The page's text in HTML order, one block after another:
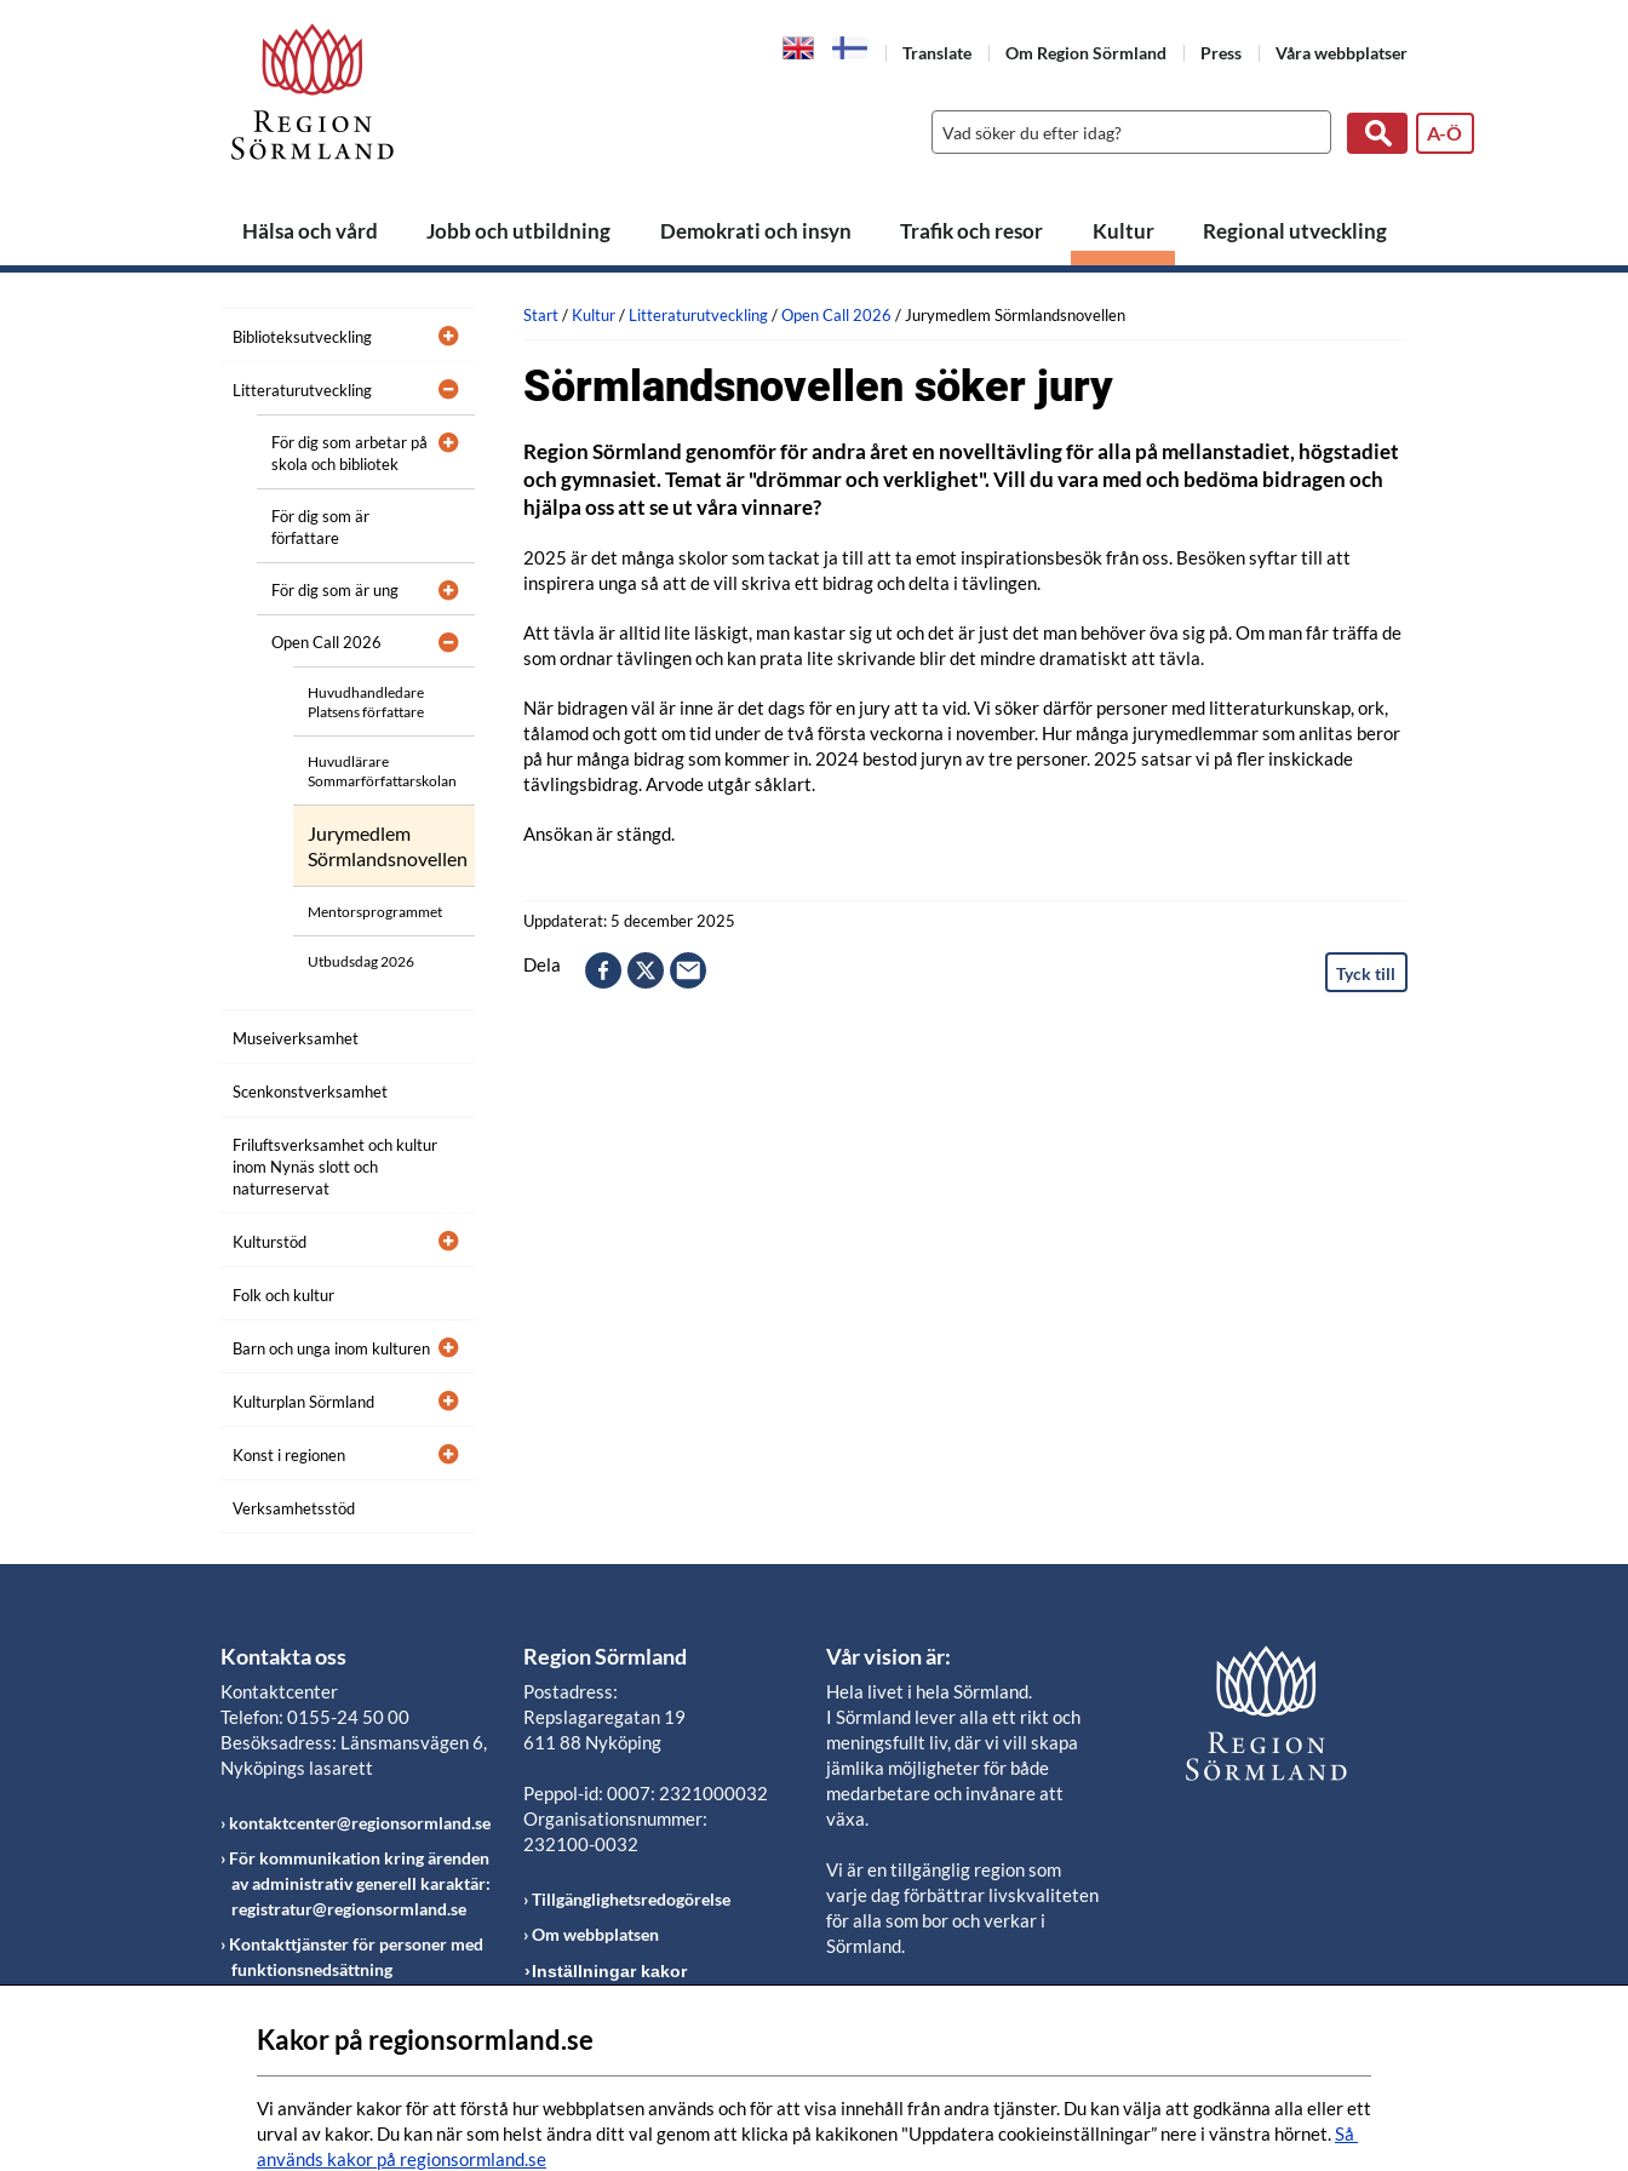
Translate Om Region Sörmland Press Våra webbplatser
A-Ö
Hälsa och vård Jobb och utbildning Demokrati och insyn Trafik och resor Kultur Regional utveckling
Biblioteksutveckling
Litteraturutveckling
För dig som arbetar på
skola och bibliotek
För dig som är
författare
För dig som är ung
Open Call 2026
Huvudhandledare
Platsens författare
Huvudlärare
Sommarförfattarskolan
Jurymedlem
Sörmlandsnovellen
Mentorsprogrammet
Utbudsdag 2026
Museiverksamhet
Scenkonstverksamhet
Friluftsverksamhet och kultur
inom Nynäs slott och
naturreservat
Kulturstöd
Folk och kultur
Barn och unga inom kulturen
Kulturplan Sörmland
Konst i regionen
Verksamhetsstöd
Start/ Kultur/ Litteraturutveckling/Open Call 2026 / Jurymedlem Sörmlandsnovellen
Sörmlandsnovellen söker jury
Region Sörmland genomför för andra året en novelltävling för alla på mellanstadiet, högstadiet
och gymnasiet. Temat är "drömmar och verklighet". Vill du vara med och bedöma bidragen och
hjälpa oss att se ut våra vinnare?
2025 är det många skolor som tackat ja till att ta emot inspirationsbesök från oss. Besöken syftar till att
inspirera unga så att de vill skriva ett bidrag och delta i tävlingen.
Att tävla är alltid lite läskigt, man kastar sig ut och det är just det man behöver öva sig på. Om man får träffa de
som ordnar tävlingen och kan prata lite skrivande blir det mindre dramatiskt att tävla.
När bidragen väl är inne är det dags för en jury att ta vid. Vi söker därför personer med litteraturkunskap, ork,
tålamod och gott om tid under de två första veckorna i november. Hur många jurymedlemmar som anlitas beror
på hur många bidrag som kommer in. 2024 bestod juryn av tre personer. 2025 satsar vi på fler inskickade
tävlingsbidrag. Arvode utgår såklart.
Ansökan är stängd.
Uppdaterat: 5 december 2025
Dela Tyck till
Kontakta oss
Kontaktcenter
Telefon: 0155-24 50 00
Besöksadress: Länsmansvägen 6,
Nyköpings lasarett
kontaktcenter@regionsormland.se
För kommunikation kring ärenden
av administrativ generell karaktär:
registratur@regionsormland.se
Kontakttjänster för personer med
funktionsnedsättning
inom Region Sörmland
Region Sörmland
Postadress:
Repslagaregatan 19
611 88 Nyköping
Peppol-id: 0007: 2321000032
Organisationsnummer:
232100-0032
Tillgänglighetsredogörelse
Om webbplatsen
Inställningar kakor
Följ oss i våra sociala
Vår vision är:
Hela livet i hela Sörmland.
I Sörmland lever alla ett rikt och
meningsfullt liv, där vi vill skapa
jämlika möjligheter för både
medarbetare och invånare att
växa.
Vi är en tillgänglig region som
varje dag förbättrar livskvaliteten
för alla som bor och verkar i
Sörmland.
län.
Tillsammans finns vi här när det
bästa händer och när det värsta
Kakor på regionsormland.se
Vi använder kakor för att förstå hur webbplatsen används och för att visa innehåll från andra tjänster. Du kan välja att godkänna alla eller ett
urval av kakor. Du kan när som helst ändra ditt val genom att klicka på kakikonen "Uppdatera cookieinställningar” nere i vänstra hörnet. Så
används kakor på regionsormland.se